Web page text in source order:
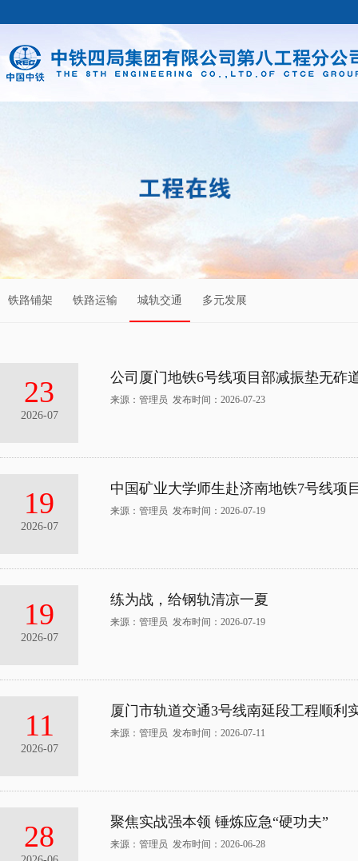
铁路铺架 铁路运输 城轨交通 多元发展
23
2026-07
公司厦门地铁6号线项目部减振垫无砟
来源：管理员 发布时间：2026-07-23
19
2026-07
中国矿业大学师生赴济南地铁7号线项
来源：管理员 发布时间：2026-07-19
19
2026-07
练为战，给钢轨清凉一夏
来源：管理员 发布时间：2026-07-19
11
2026-07
厦门市轨道交通3号线南延段工程顺利
来源：管理员 发布时间：2026-07-11
28 聚焦实战强本领 锤炼应急“硬功夫”
来源：管理员 发布时间：2026-06-28